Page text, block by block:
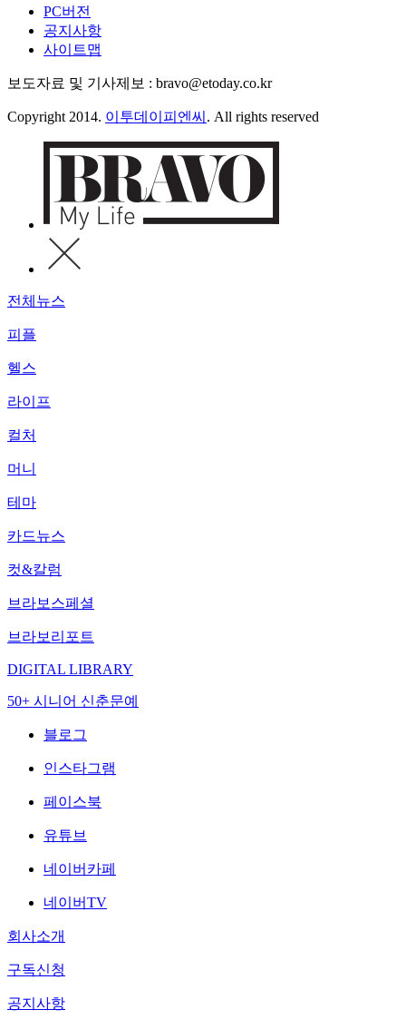
PC버전
공지사항
사이트맵
보도자료 및 기사제보 : bravo@etoday.co.kr
Copyright 2014. 이투데이피엔씨 . All rights reserved
전체뉴스
피플
헬스
라이프
컬처
머니
테마
카드뉴스
컷&칼럼
브라보스페셜
브라보리포트
DIGITAL LIBRARY
50+ 시니어 신춘문예
블로그
인스타그램
페이스북
유튜브
네이버카페
네이버TV
회사소개
구독신청
공지사항